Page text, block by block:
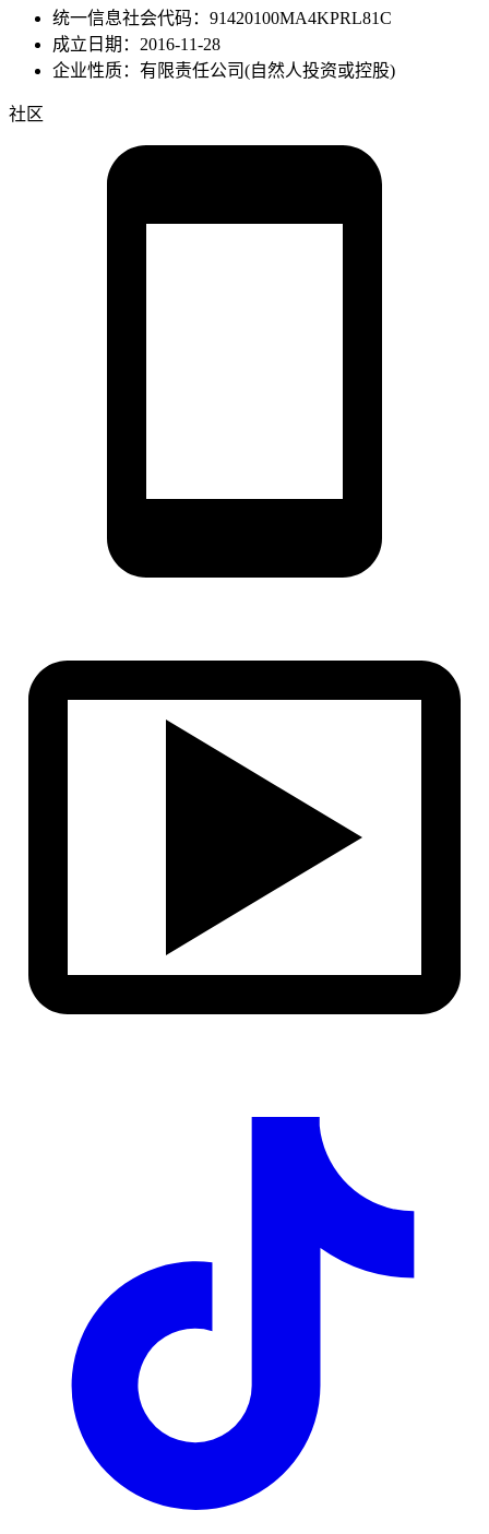
统一信息社会代码：91420100MA4KPRL81C
成立日期：2016-11-28
企业性质：有限责任公司(自然人投资或控股)
社区